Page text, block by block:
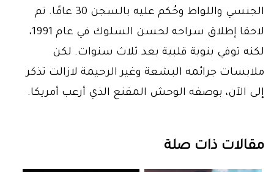
الجنسي واللواط وحُكم عليه بالسجن 30 عامًا. تم
لاحقا إطلاق سراحه لحسن السلوك في عام 1991،
لكنه توفي بنوبة قلبية بعد ثلاث سنوات. لكن
ملابسات جرائمه البشعة وغير الرحيمة لازالت تذكر
إلى الآن، بوصفه الوحش المقنع الذي أرعب أمريكا.
مقالات ذات صلة